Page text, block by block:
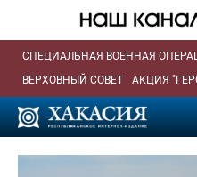
СПЕЦИАЛЬНАЯ ВОЕННАЯ
ВЕРХОВНЫЙ СОВЕТ
АКЦИЯ